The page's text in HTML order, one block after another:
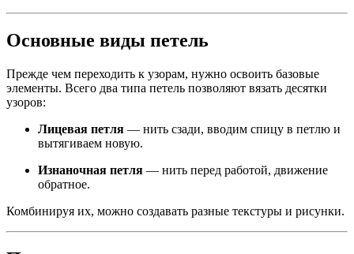
Основные виды петель
Прежде чем переходить к узорам, нужно освоить базовые
элементы. Всего два типа петель позволяют вязать десятки
узоров:
Лицевая петля — нить сзади, вводим спицу в петлю и
вытягиваем новую.
Изнаночная петля — нить перед работой, движение
обратное.
Комбинируя их, можно создавать разные текстуры и рисунки.